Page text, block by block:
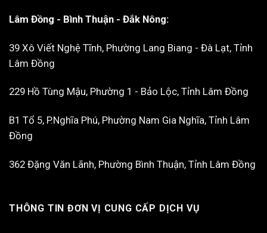
Lâm Đồng - Bình Thuận - Đắk Nông:
39 Xô Viết Nghệ Tĩnh, Phường Lang Biang - Đà Lạt, Tỉnh
Lâm Đồng
229 Hồ Tùng Mậu, Phường 1 - Bảo Lộc, Tỉnh Lâm Đồng
B1 Tổ 5, P.Nghĩa Phú, Phường Nam Gia Nghĩa, Tỉnh Lâm
Đồng
362 Đặng Văn Lãnh, Phường Bình Thuận, Tỉnh Lâm Đồng
THÔNG TIN ĐƠN VỊ CUNG CẤP DỊCH VỤ